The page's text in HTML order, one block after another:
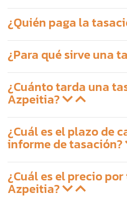
¿Quién paga la
¿Para qué sirve una
¿Cuánto tarda una
Azpeitia?
¿Cuál es el plazo de
informe de tasación?
¿Cuál es el precio
Azpeitia?